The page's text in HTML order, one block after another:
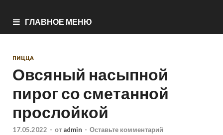
ГЛАВНОЕ МЕНЮ
ПИЦЦА
Овсяный насыпной
пирог со сметанной
прослойкой
17.05.2022 - от admin - Оставьте комментарий